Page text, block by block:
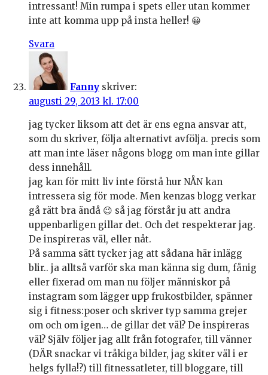
intressant! Min rumpa i spets eller utan kommer
inte att komma upp på insta heller! 😀
Svara
Fanny skriver:
augusti 29, 2013 kl. 17:00
jag tycker liksom att det är ens egna ansvar att,
som du skriver, följa alternativt avfölja. precis som
att man inte läser någons blogg om man inte gillar
dess innehåll.
jag kan för mitt liv inte förstå hur NÅN kan
intressera sig för mode. Men kenzas blogg verkar
gå rätt bra ändå 😉 så jag förstår ju att andra
uppenbarligen gillar det. Och det respekterar jag.
De inspireras väl, eller nåt.
På samma sätt tycker jag att sådana här inlägg
blir.. ja alltså varför ska man känna sig dum, fånig
eller fixerad om man nu följer människor på
instagram som lägger upp frukostbilder, spänner
sig i fitness:poser och skriver typ samma grejer
om och om igen… de gillar det väl? De inspireras
väl? Själv följer jag allt från fotografer, till vänner
(DÄR snackar vi tråkiga bilder, jag skiter väl i er
helgs fylla!?) till fitnessatleter, till bloggare, till